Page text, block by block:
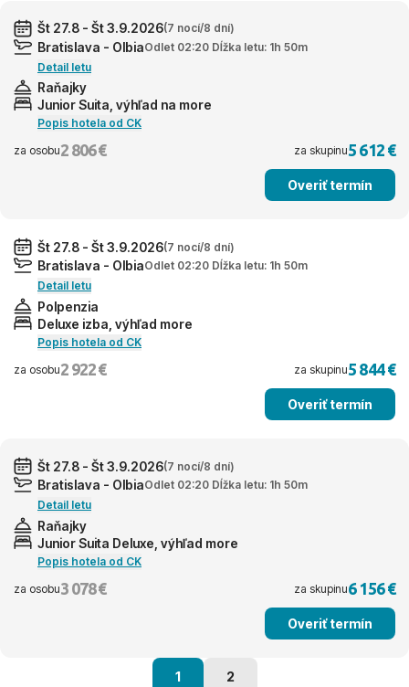
Št 27.8 - Št 3.9.2026(7 nocí/8 dní)
Bratislava - OlbiaOdlet 02:20 Dĺžka letu: 1h 50m
Detail letu
Raňajky
Junior Suita, výhľad na more
Popis hotela od CK
za osobu2 806 € za skupinu5 612 €
Overiť termín
Št 27.8 - Št 3.9.2026(7 nocí/8 dní)
Bratislava - OlbiaOdlet 02:20 Dĺžka letu: 1h 50m
Detail letu
Polpenzia
Deluxe izba, výhľad more
Popis hotela od CK
za osobu2 922 € za skupinu5 844 €
Overiť termín
Št 27.8 - Št 3.9.2026(7 nocí/8 dní)
Bratislava - OlbiaOdlet 02:20 Dĺžka letu: 1h 50m
Detail letu
Raňajky
Junior Suita Deluxe, výhľad more
Popis hotela od CK
za osobu3 078 € za skupinu6 156 €
Overiť termín
1 2